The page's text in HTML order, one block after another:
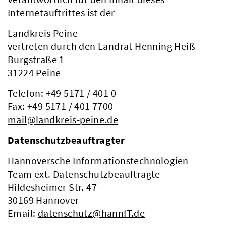
Internetauftrittes ist der
Landkreis Peine
vertreten durch den Landrat Henning Heiß
Burgstraße 1
31224 Peine
Telefon: +49 5171 / 401 0
Fax: +49 5171 / 401 7700
mail@landkreis-peine.de
Datenschutzbeauftragter
Hannoversche Informationstechnologien
Team ext. Datenschutzbeauftragte
Hildesheimer Str. 47
30169 Hannover
Email: datenschutz@hannIT.de